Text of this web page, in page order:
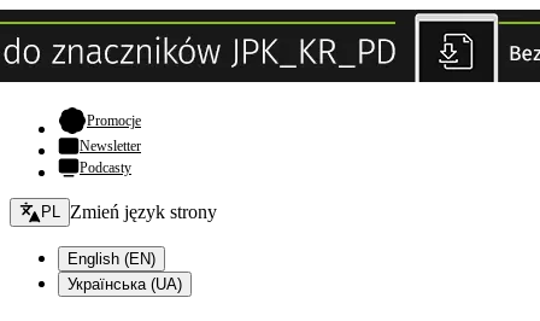
Promocje- otwiera się w nowej karcie
Newsletter
Podcasty
Zmień język - bieżący:
PL Zmień język strony
English (EN)
Українська (UA)